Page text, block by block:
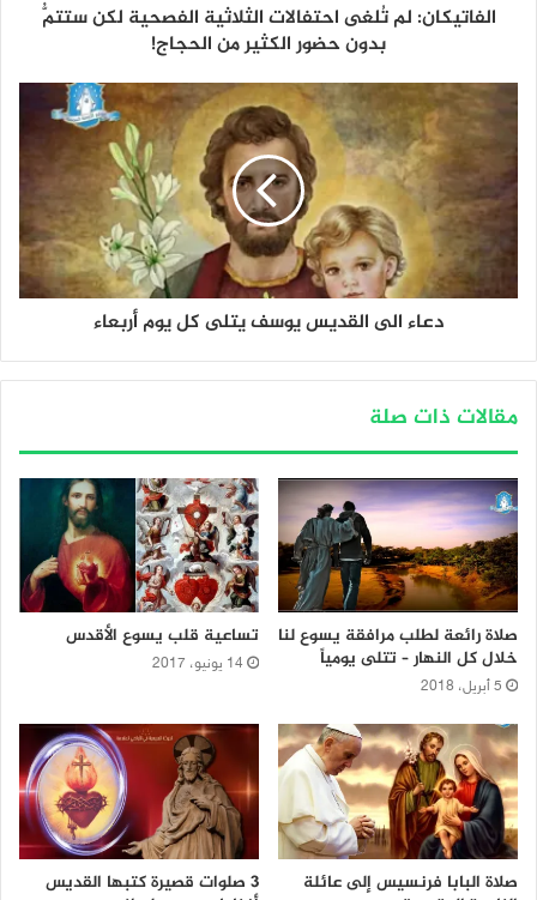
الفاتيكان: لم تُلغى احتفالات الثلاثية الفصحية لكن ستتمُّ
بدون حضور الكثير من الحجاج!
دعاء الى القديس يوسف يتلى كل يوم أربعاء
مقالات ذات صلة
صلاة رائعة لطلب مرافقة يسوع لنا
خلال كل النهار – تتلى يومياً
5 أبريل، 2018
تساعية قلب يسوع الأقدس
14 يونيو، 2017
صلاة البابا فرنسيس إلى عائلة
3 صلوات قصيرة كتبها القديس